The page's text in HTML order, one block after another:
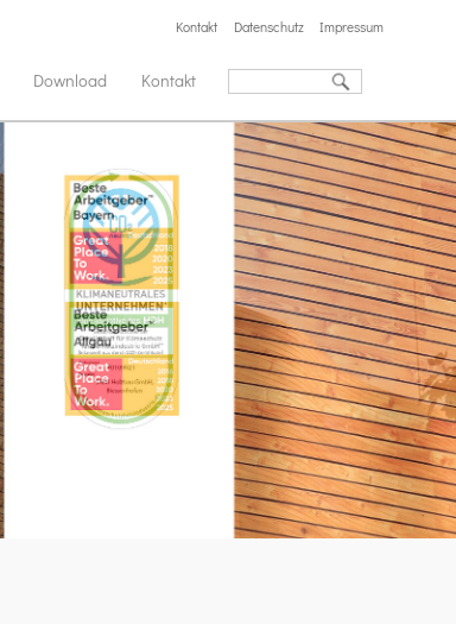
Kontakt Datenschutz Impressum
Download Kontakt